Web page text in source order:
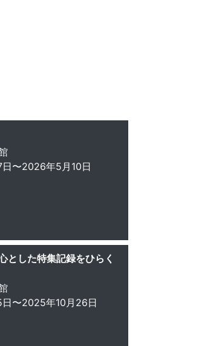
〜2026年5月10日
とした特集記録をひらく
〜2025年10月26日